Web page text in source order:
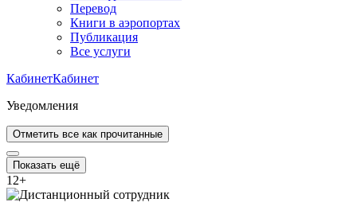
Перевод
Книги в аэропортах
Публикация
Все услуги
КабинетКабинет
Уведомления
Отметить все как прочитанные
Показать ещё
12+